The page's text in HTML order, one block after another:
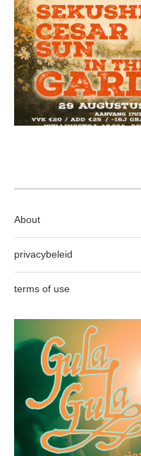
About
privacybeleid
terms of use